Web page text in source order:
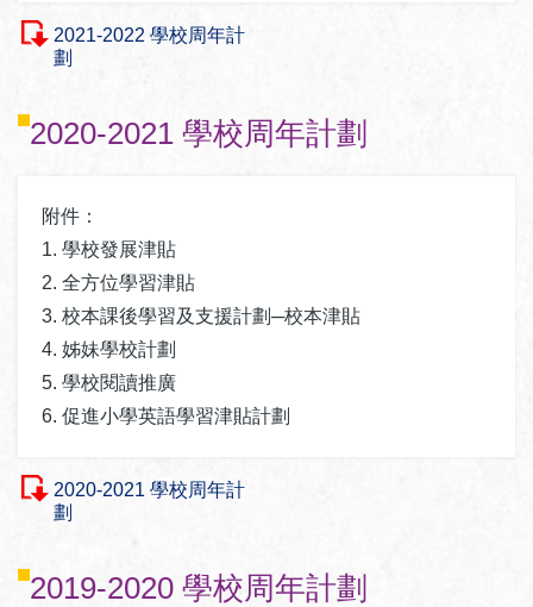
2021-2022 學校周年計
劃
2020-2021 學校周年計劃
附件：
1. 學校發展津貼
2. 全方位學習津貼
3. 校本課後學習及支援計劃─校本津貼
4. 姊妹學校計劃
5. 學校閱讀推廣
6. 促進小學英語學習津貼計劃
2020-2021 學校周年計
劃
2019-2020 學校周年計劃